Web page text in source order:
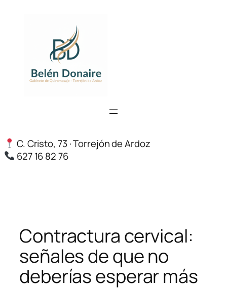
C. Cristo, 73 · Torrejón de Ardoz
627 16 82 76
Contractura cervical:
señales de que no
deberías esperar más